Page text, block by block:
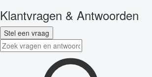
Klantvragen & Antwoorden
Stel een vraag